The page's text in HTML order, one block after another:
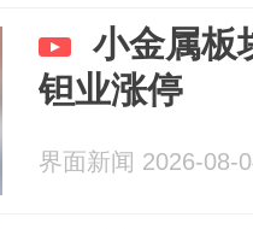
小金属板
钽业涨停
界面新闻 2026-08-